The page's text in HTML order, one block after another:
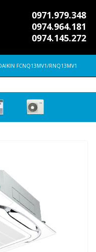
0971.979.348
0974.964.181
0974.145.272
FCNQ13MV1/RNQ13MV1